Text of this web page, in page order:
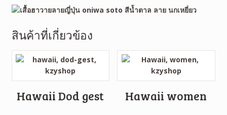
สินค้าที่เกี่ยวข้อง
Hawaii Dod gest Hawaii women